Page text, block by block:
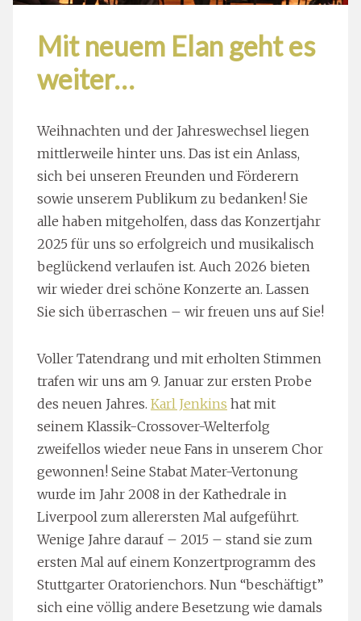
Mit neuem Elan geht es
weiter…
Weihnachten und der Jahreswechsel liegen
mittlerweile hinter uns. Das ist ein Anlass,
sich bei unseren Freunden und Förderern
sowie unserem Publikum zu bedanken! Sie
alle haben mitgeholfen, dass das Konzertjahr
2025 für uns so erfolgreich und musikalisch
beglückend verlaufen ist. Auch 2026 bieten
wir wieder drei schöne Konzerte an. Lassen
Sie sich überraschen – wir freuen uns auf Sie!
Voller Tatendrang und mit erholten Stimmen
trafen wir uns am 9. Januar zur ersten Probe
des neuen Jahres. Karl Jenkins hat mit
seinem Klassik-Crossover-Welterfolg
zweifellos wieder neue Fans in unserem Chor
gewonnen! Seine Stabat Mater-Vertonung
wurde im Jahr 2008 in der Kathedrale in
Liverpool zum allerersten Mal aufgeführt.
Wenige Jahre darauf – 2015 – stand sie zum
ersten Mal auf einem Konzertprogramm des
Stuttgarter Oratorienchors. Nun “beschäftigt”
sich eine völlig andere Besetzung wie damals